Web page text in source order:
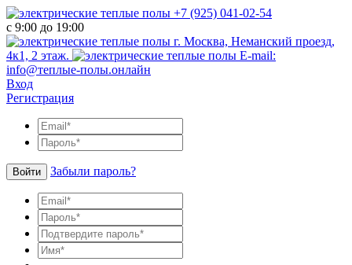
+7 (925) 041-02-54
с 9:00 до 19:00
г. Москва, Неманский проезд,
4к1, 2 этаж.
E-mail:
info@теплые-полы.онлайн
Вход
Регистрация
Войти Забыли пароль?